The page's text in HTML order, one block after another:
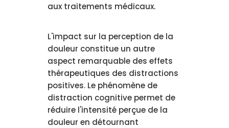
aux traitements médicaux.
L'impact sur la perception de la
douleur constitue un autre
aspect remarquable des effets
thérapeutiques des distractions
positives. Le phénomène de
distraction cognitive permet de
réduire l'intensité perçue de la
douleur en détournant